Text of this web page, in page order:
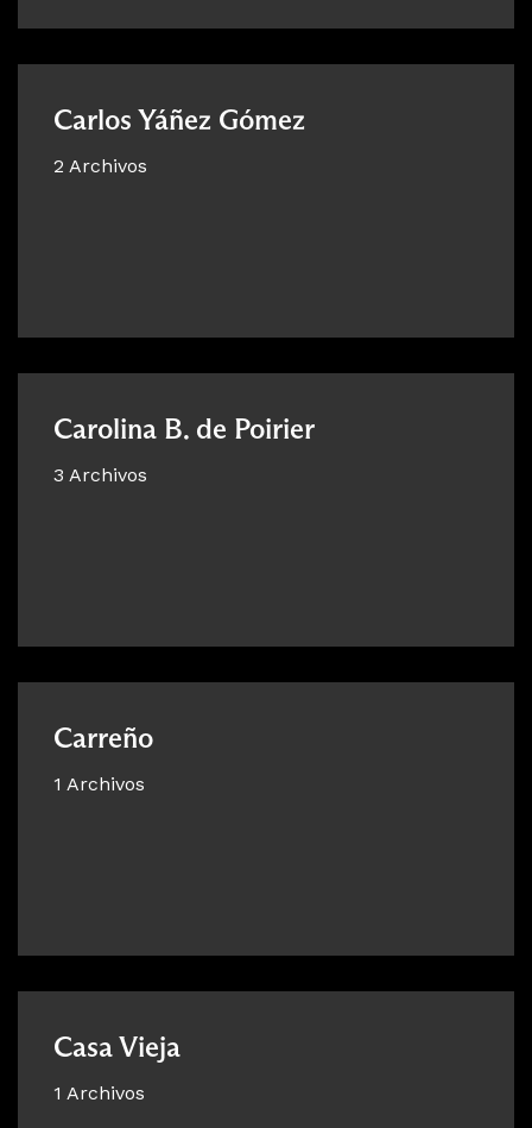
Carlos Yáñez Gómez
2 Archivos
Carolina B. de Poirier
3 Archivos
Carreño
1 Archivos
Casa Vieja
1 Archivos